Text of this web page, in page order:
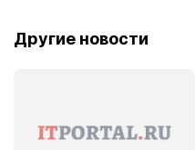
Другие новости